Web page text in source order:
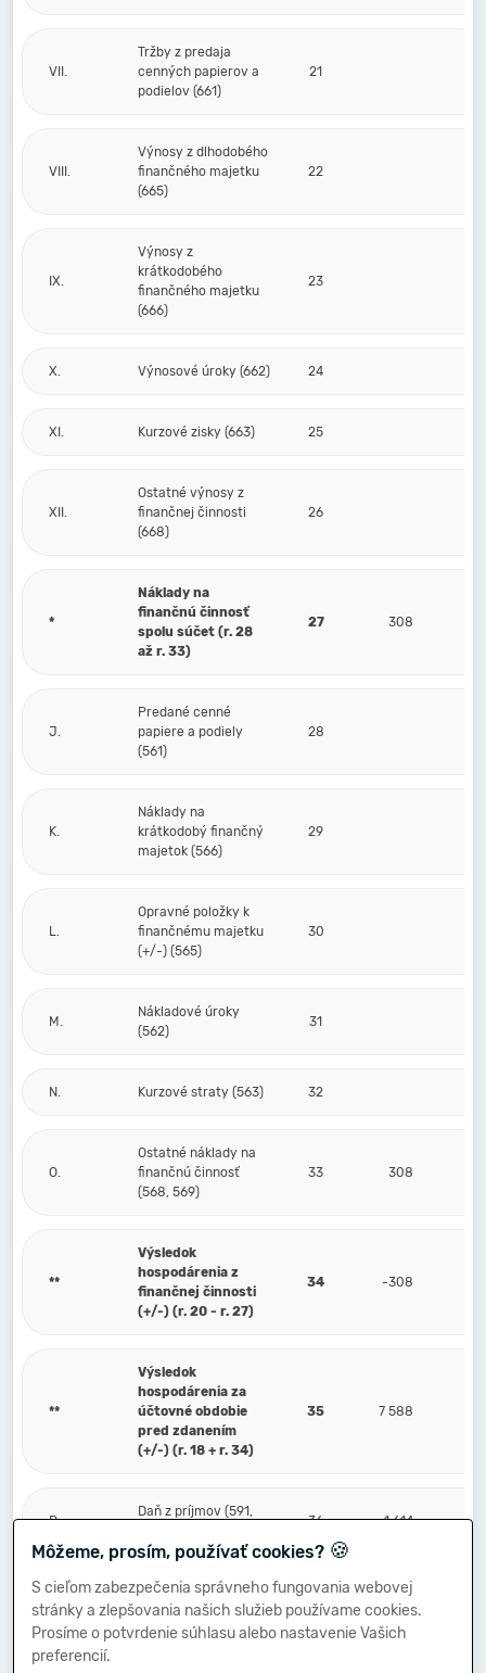
VII.
Tržby z predaja
cenných papierov a
podielov (661)
21
VIII.
Výnosy z dlhodobého
finančného majetku
(665)
22
IX.
Výnosy z
krátkodobého
finančného majetku
(666)
23
X. Výnosové úroky (662) 24
XI. Kurzové zisky (663) 25
XII.
Ostatné výnosy z
finančnej činnosti
(668)
26
*
Náklady na
finančnú činnosť
spolu súčet (r. 28
až r. 33)
27 308
J.
Predané cenné
papiere a podiely
(561)
28
K.
Náklady na
krátkodobý finančný
majetok (566)
29
L.
Opravné položky k
finančnému majetku
(+/-) (565)
30
M.
Nákladové úroky
(562)
31
N. Kurzové straty (563) 32
O.
Ostatné náklady na
finančnú činnosť
(568, 569)
33 308
**
Výsledok
hospodárenia z
finančnej činnosti
(+/-) (r. 20 - r. 27)
34 -308
**
Výsledok
hospodárenia za
účtovné obdobie
pred zdanením
(+/-) (r. 18 + r. 34)
35 7 588
P.
Daň z príjmov (591,
36 1 614
Q.
Prevod podielov na
výsledku
hospodárenia
37
Môžeme, prosím, používať cookies? 🍪
S cieľom zabezpečenia správneho fungovania webovej
stránky a zlepšovania našich služieb používame cookies.
Prosíme o potvrdenie súhlasu alebo nastavenie Vašich
preferencií.